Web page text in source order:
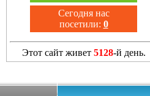
Сегодня нас
посетили: 0
Этот сайт живет 5128-й день.